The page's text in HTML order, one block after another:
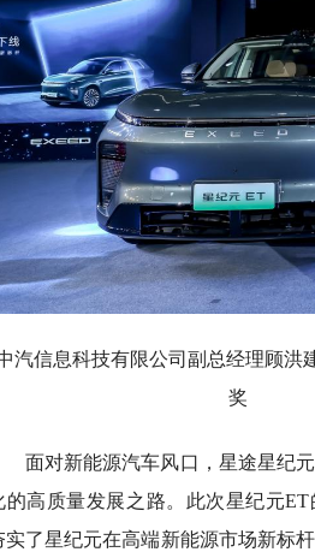
汽信息科技有限公司副总经理顾洪
奖
面对新能源汽车风口，星途星纪
的高质量发展之路。此次星纪元
实了星纪元在高端新能源市场新标